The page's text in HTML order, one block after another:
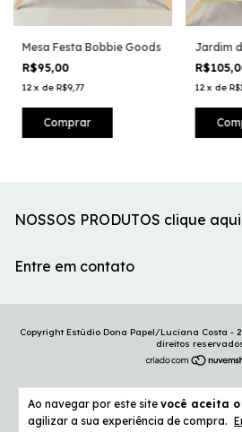
Ao navegar por este site você aceita o
agilizar a sua experiência de compra.
Mesa Festa Bobbie Goods
R$95,00
12 x de R$9,77
Jardim
12 x de
NOSSOS PRODUTOS clique aqui
Entre em contato
Copyright Estúdio Dona Papel/Luciana Costa -
direitos